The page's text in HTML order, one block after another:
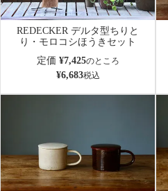
REDECKER デルタ型ちりと
り・モロコシほうきセット
定価 ¥7,425のところ
¥6,683税込